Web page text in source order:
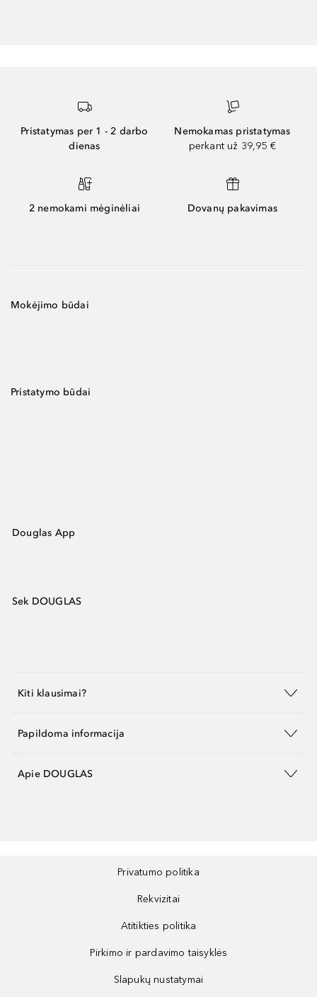
Pristatymas per 1 - 2 darbo
dienas
Nemokamas pristatymas
perkant už 39,95 €
2 nemokami mėginėliai Dovanų pakavimas
Mokėjimo būdai
Pristatymo būdai
Douglas App
Sek DOUGLAS
Kiti klausimai?
Papildoma informacija
Apie DOUGLAS
Privatumo politika
Rekvizitai
Atitikties politika
Pirkimo ir pardavimo taisyklės
Slapukų nustatymai